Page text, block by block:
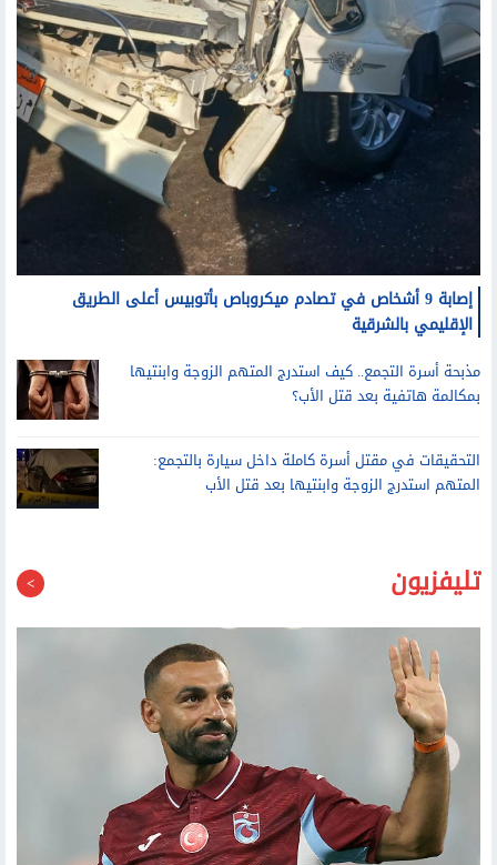
إصابة 9 أشخاص في تصادم ميكروباص بأتوبيس أعلى الطريق
الإقليمي بالشرقية
مذبحة أسرة التجمع.. كيف استدرج المتهم الزوجة وابنتيها
بمكالمة هاتفية بعد قتل الأب؟
المتهم استدرج الزوجة وابنتيها بعد قتل الأب
تليفزيون